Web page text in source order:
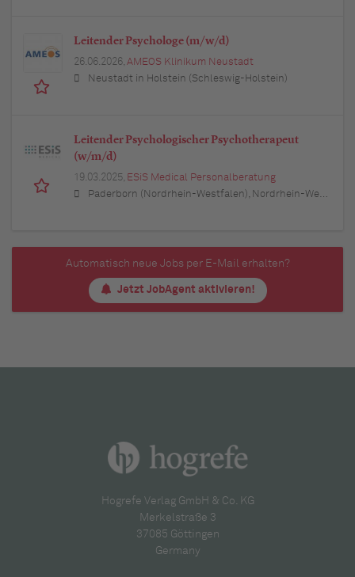
Leitender Psychologe (m/w/d)
26.06.2026, AMEOS Klinikum Neustadt
Neustadt in Holstein (Schleswig-Holstein)
Leitender Psychologischer Psychotherapeut
(w/m/d)
19.03.2025, ESiS Medical Personalberatung
Paderborn (Nordrhein-Westfalen), Nordrhein-Westfalen
Automatisch neue Jobs per E-Mail erhalten?
Jetzt JobAgent aktivieren!
Hogrefe Verlag GmbH & Co. KG
Merkelstraße 3
37085 Göttingen
Germany